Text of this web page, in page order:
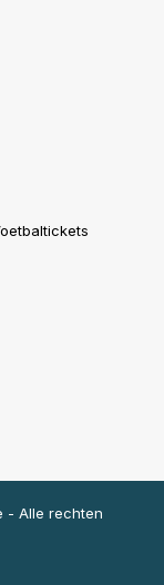
- Alle rechten